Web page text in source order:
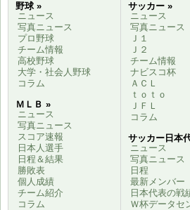
野球 »
ニュース
写真ニュース
プロ野球
チーム情報
高校野球
大学・社会人野球
コラム
ＭＬＢ »
ニュース
写真ニュース
スコア速報
日本人選手
日程＆結果
勝敗表
個人成績
チーム紹介
コラム
サッカー »
ニュース
写真ニュース
Ｊ１
Ｊ２
チーム情報
ナビスコ杯
ＡＣＬ
ｔｏｔｏ
ＪＦＬ
コラム
サッカー日本
ニュース
写真ニュース
日程
最新メンバー
日本代表の戦
Ｗ杯データセ